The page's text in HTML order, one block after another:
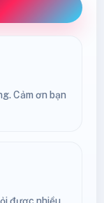
Cảm ơn bạn
được nhiều